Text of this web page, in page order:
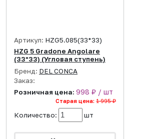
Артикул: HZG5.085(33*33)
HZG 5 Gradone Angolare
(33*33) (Угловая ступень)
Бренд: DEL CONCA
Заказ:
Розничная цена: 998 ₽ / шт
Старая цена: 1 995 ₽
Количество: шт